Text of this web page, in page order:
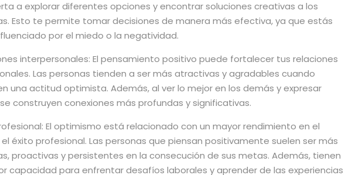
a explorar diferentes opciones y encontrar soluciones creativas a los
Esto te permite tomar decisiones de manera más efectiva, ya que estás
por el miedo o la negatividad.
interpersonales: El pensamiento positivo puede fortalecer tus relaciones
Las personas tienden a ser más atractivas y agradables cuando
una actitud optimista. Además, al ver lo mejor en los demás y expresar
construyen conexiones más profundas y significativas.
El optimismo está relacionado con un mayor rendimiento en el
éxito profesional. Las personas que piensan positivamente suelen ser más
proactivas y persistentes en la consecución de sus metas. Además, tienen
capacidad para enfrentar desafíos laborales y aprender de las experiencias